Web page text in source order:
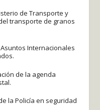
de Transporte y
transporte de granos
Internacionales
de la agenda
Policía en seguridad